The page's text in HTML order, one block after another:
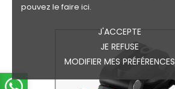
pouvez le faire ici.
J'ACCEPTE
JE REFUSE
MODIFIER MES PRÉFÉRENCES